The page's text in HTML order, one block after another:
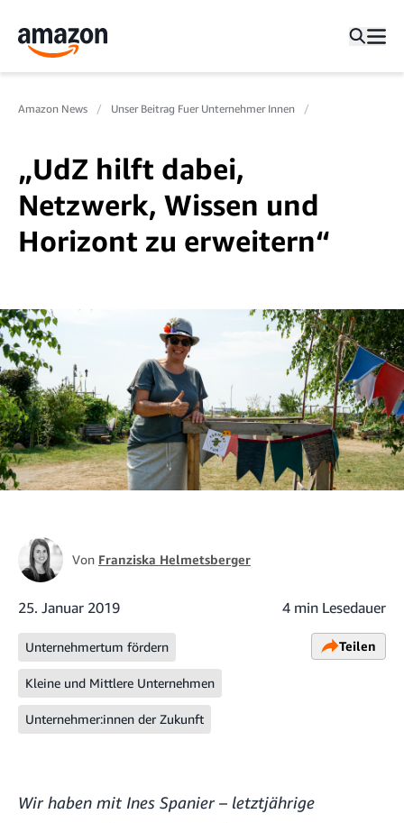
Amazon News Unser Beitrag Fuer Unternehmer Innen
„UdZ hilft dabei,
Netzwerk, Wissen und
Horizont zu erweitern“
Von Franziska Helmetsberger
25. Januar 2019 4 min Lesedauer
Unternehmertum fördern
Kleine und Mittlere Unternehmen
Unternehmer:innen der Zukunft
Teilen
Wir haben mit Ines Spanier – letztjährige